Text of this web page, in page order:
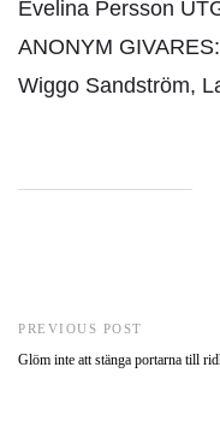
Evelina Persson
ANONYM
Wiggo Sandström,
PREVIOUS POST
Glöm inte att stänga portarna till